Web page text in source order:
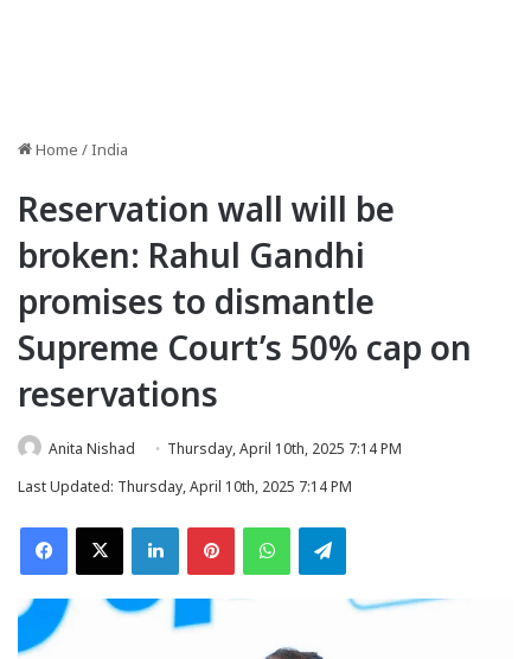
Home /India
Reservation wall will be
broken: Rahul Gandhi
promises to dismantle
Supreme Court’s 50% cap on
reservations
Anita Nishad
Thursday, April 10th, 2025 7:14 PM
Last Updated: Thursday, April 10th, 2025 7:14 PM
Facebook
X LinkedInPinterestWhatsAppTelegram